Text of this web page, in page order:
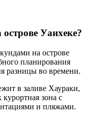
Уаихеке?
на острове
планирования
разницы во времени.
в заливе Хаураки,
зона с
и пляжами.